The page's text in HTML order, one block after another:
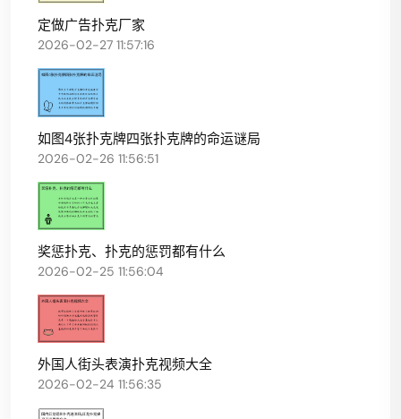
定做广告扑克厂家
2026-02-27 11:57:16
如图4张扑克牌四张扑克牌的命运谜局
2026-02-26 11:56:51
奖惩扑克、扑克的惩罚都有什么
2026-02-25 11:56:04
外国人街头表演扑克视频大全
2026-02-24 11:56:35